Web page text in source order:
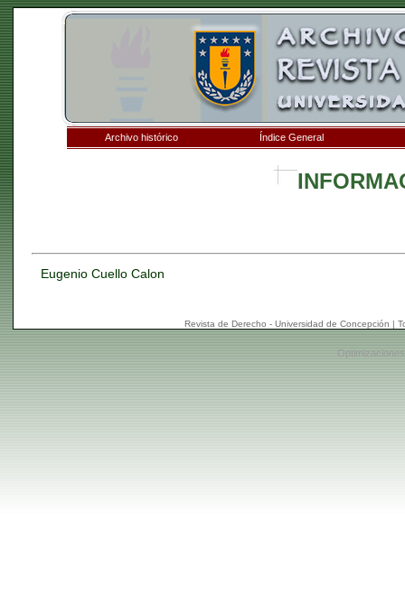
Archivo histórico Índice General
Eugenio Cuello Calon
Revista de Derecho - Universidad de Concepción |